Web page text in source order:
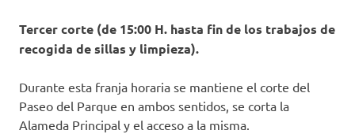
Tercer corte (de 15:00 H. hasta fin de los trabajos de
recogida de sillas y limpieza).
Durante esta franja horaria se mantiene el corte del
Paseo del Parque en ambos sentidos, se corta la
Alameda Principal y el acceso a la misma.